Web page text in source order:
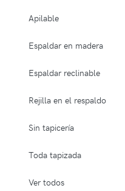
Apilable
Espaldar en madera
Espaldar reclinable
Rejilla en el respaldo
Sin tapicería
Toda tapizada
Ver todos